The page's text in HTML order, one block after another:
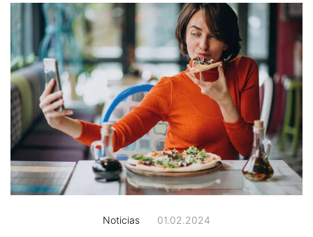
Noticias 01.02.2024